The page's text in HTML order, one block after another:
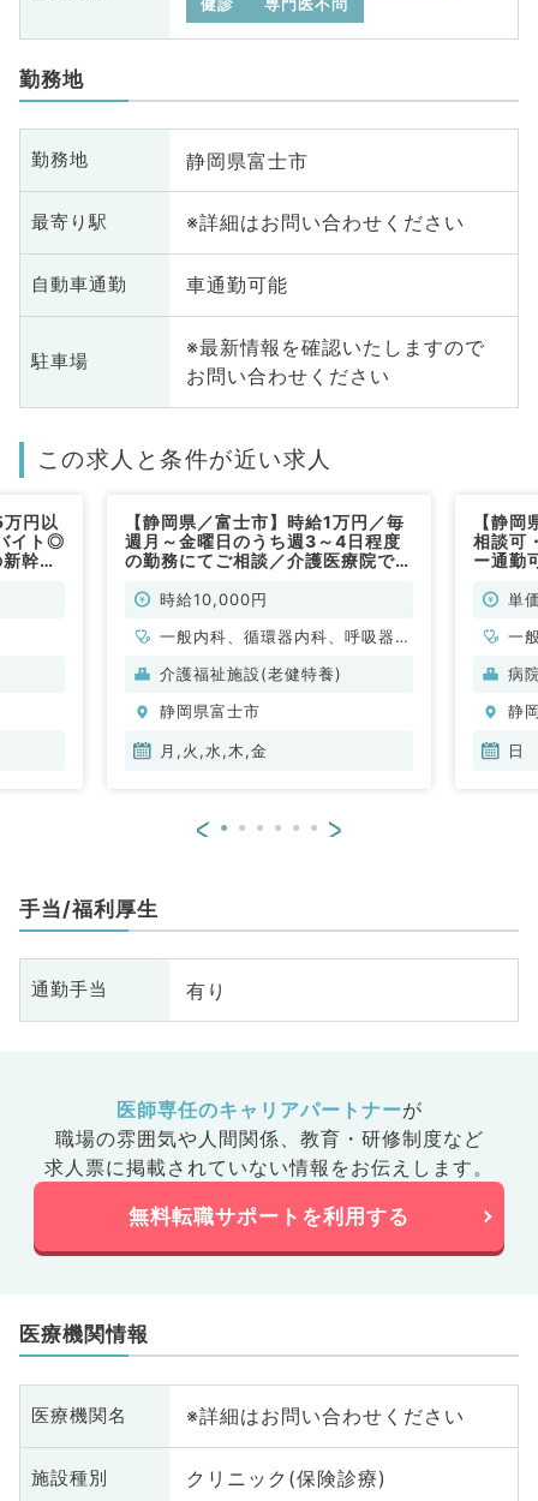
健診
専門医不問
勤務地
勤務地 静岡県富士市
最寄り駅 ※詳細はお問い合わせください
自動車通勤 車通勤可能
駐車場
※最新情報を確認いたしますので
お問い合わせください
この求人と条件が近い求人
円以
イト◎
幹線
【静岡県／富士市】時給1万円／毎
週月～金曜日のうち週3～4日程度
の勤務にてご相談／介護医療院での
／非常勤）
時給10,000円
一般内科、循環器内科、呼吸器内
科、消化器内科、内分泌・代謝内
介護福祉施設(老健特養)
静岡県富士市
月,火,水,木,金
【静
相談可
ー通勤
単
一
科
病
静
日
< >
手当/福利厚生
通勤手当 有り
医師専任のキャリアパートナーが
職場の雰囲気や人間関係、 教育・研修制度など
求人票に掲載されていない情報をお伝えします。
無料転職サポートを利用する
医療機関情報
医療機関名 ※詳細はお問い合わせください
施設種別 クリニック(保険診療)